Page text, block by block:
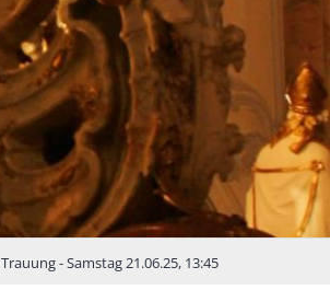
Trauung - Samstag 21.06.25, 13:45